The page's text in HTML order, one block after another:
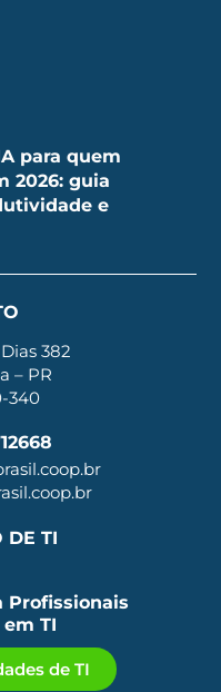
para quem
2026: guia
e
382
– PR
340
DE TI
Profissionais
TI
de TI